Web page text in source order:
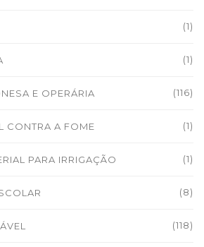
(1)
(1)
E OPERÁRIA (116)
CONTRA A FOME (1)
PARA IRRIGAÇÃO (1)
(8)
(118)